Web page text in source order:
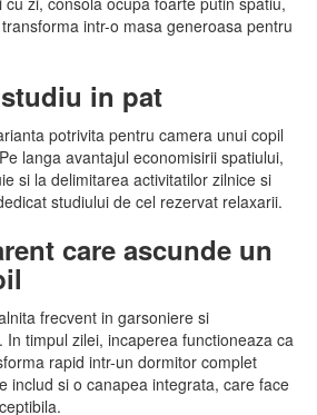
intr-o masa generoasa pentru
in pat
potrivita pentru camera unui copil
langa avantajul economisirii spatiului,
si la delimitarea activitatilor zilnice si
studiului de cel rezervat relaxarii.
care ascunde un
frecvent in garsoniere si
timpul zilei, incaperea functioneaza ca
rapid intr-un dormitor complet
includ si o canapea integrata, care face